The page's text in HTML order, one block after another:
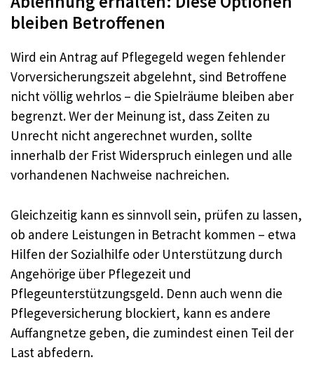
bleiben Betroffenen
Wird ein Antrag auf Pflegegeld wegen fehlender
Vorversicherungszeit abgelehnt, sind Betroffene
nicht völlig wehrlos – die Spielräume bleiben aber
begrenzt. Wer der Meinung ist, dass Zeiten zu
Unrecht nicht angerechnet wurden, sollte
innerhalb der Frist Widerspruch einlegen und alle
vorhandenen Nachweise nachreichen.
Gleichzeitig kann es sinnvoll sein, prüfen zu lassen,
ob andere Leistungen in Betracht kommen – etwa
Hilfen der Sozialhilfe oder Unterstützung durch
Angehörige über Pflegezeit und
Pflegeunterstützungsgeld. Denn auch wenn die
Pflegeversicherung blockiert, kann es andere
Auffangnetze geben, die zumindest einen Teil der
Last abfedern.